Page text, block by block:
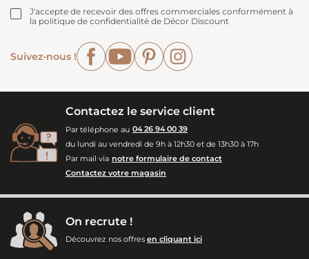
J'accepte de recevoir des offres commerciales conformément à
la politique de confidentialité de Décor Discount
Suivez-nous !
FacebookYouTubePinterest
Contactez le service client
Par téléphone au 04 26 94 00 39
du lundi au vendredi de 9h à 12h30 et de 13h30 à 17h
Par mail via notre formulaire de contact
Contactez votre magasin
On recrute !
Découvrez nos offres en cliquant ici